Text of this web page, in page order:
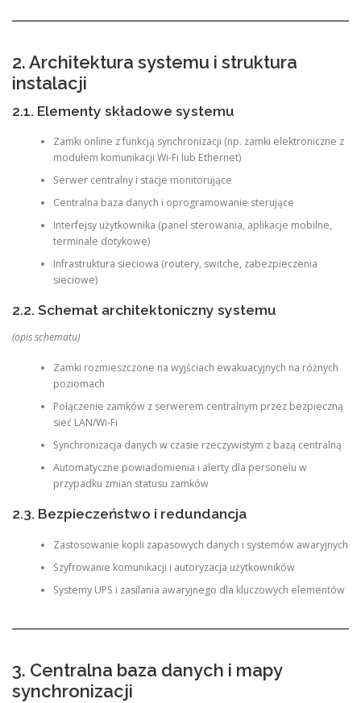
2. Architektura systemu i struktura
instalacji
2.1. Elementy składowe systemu
Zamki online z funkcją synchronizacji (np. zamki elektroniczne z
modułem komunikacji Wi-Fi lub Ethernet)
Serwer centralny i stacje monitorujące
Centralna baza danych i oprogramowanie sterujące
Interfejsy użytkownika (panel sterowania, aplikacje mobilne,
terminale dotykowe)
Infrastruktura sieciowa (routery, switche, zabezpieczenia
sieciowe)
2.2. Schemat architektoniczny systemu
(opis schematu)
Zamki rozmieszczone na wyjściach ewakuacyjnych na różnych
poziomach
Połączenie zamków z serwerem centralnym przez bezpieczną
sieć LAN/Wi-Fi
Synchronizacja danych w czasie rzeczywistym z bazą centralną
Automatyczne powiadomienia i alerty dla personelu w
przypadku zmian statusu zamków
2.3. Bezpieczeństwo i redundancja
Zastosowanie kopii zapasowych danych i systemów awaryjnych
Szyfrowanie komunikacji i autoryzacja użytkowników
Systemy UPS i zasilania awaryjnego dla kluczowych elementów
3. Centralna baza danych i mapy
synchronizacji